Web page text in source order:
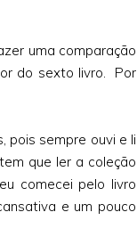
uma comparação
do sexto livro. Por
pois sempre ouvi e li
que ler a coleção
comecei pelo livro
e um pouco